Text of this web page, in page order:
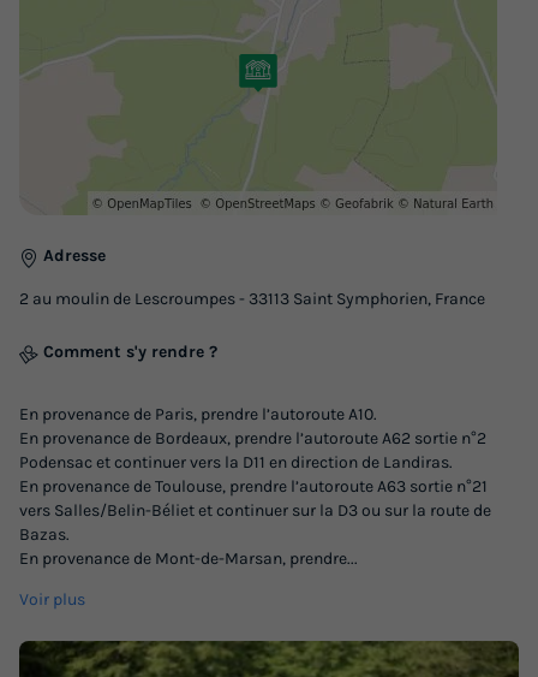
Adultes Chambres
Cafetière
Modifier les dates
Voir les logements
Adresse
2 au moulin de Lescroumpes - 33113 Saint Symphorien, France
Comment s'y rendre ?
En provenance de Paris, prendre l’autoroute A10.
En provenance de Bordeaux, prendre l’autoroute A62 sortie n°2
Podensac et continuer vers la D11 en direction de Landiras.
En provenance de Toulouse, prendre l’autoroute A63 sortie n°21
vers Salles/Belin-Béliet et continuer sur la D3 ou sur la route de
Bazas.
En provenance de Mont-de-Marsan, prendre...
Voir plus